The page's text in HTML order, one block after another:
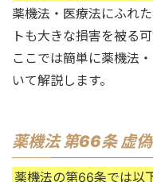
薬機法・医療法にふれ
トも大きな損害を被る
ここでは簡単に薬機法
いて解説します。
薬機法 第66条 虚
薬機法の第66条では以